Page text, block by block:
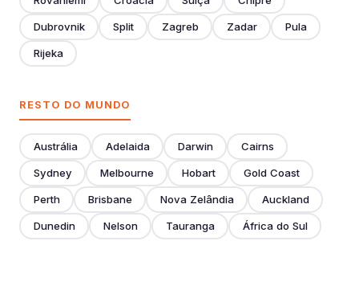
Dubrovnik Split Zagreb Zadar Pula
Rijeka
RESTO DO MUNDO
Austrália Adelaida Darwin Cairns
Sydney Melbourne Hobart Gold Coast
Perth Brisbane Nova Zelândia Auckland
Dunedin Nelson Tauranga África do Sul